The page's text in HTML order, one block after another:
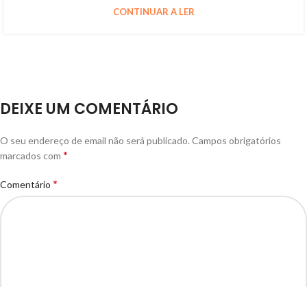
CONTINUAR A LER
DEIXE UM COMENTÁRIO
O seu endereço de email não será publicado. Campos obrigatórios
marcados com *
Comentário *